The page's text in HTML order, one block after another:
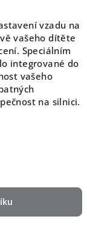
vzadu na
vašeho dítěte
Speciálním
integrované do
vašeho
na silnici.